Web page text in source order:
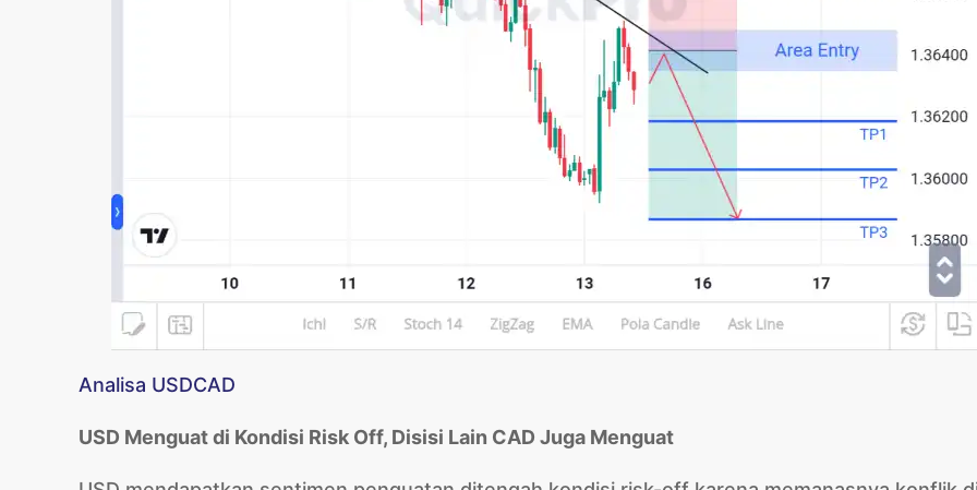
Analisa USDCAD
USD Menguat di Kondisi Risk Off, Disisi Lain CAD Juga Menguat